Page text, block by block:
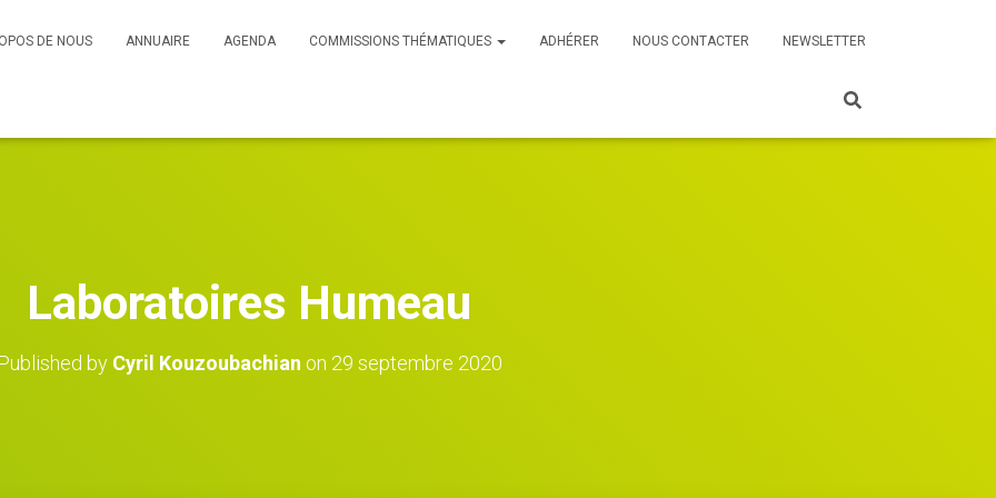
DE NOUS ANNUAIRE AGENDA COMMISSIONS THÉMATIQUES ADHÉRER NOUS CONTACTER NEWSLETTER
Laboratoires Humeau
by Cyril Kouzoubachian on 29 septembre 2020